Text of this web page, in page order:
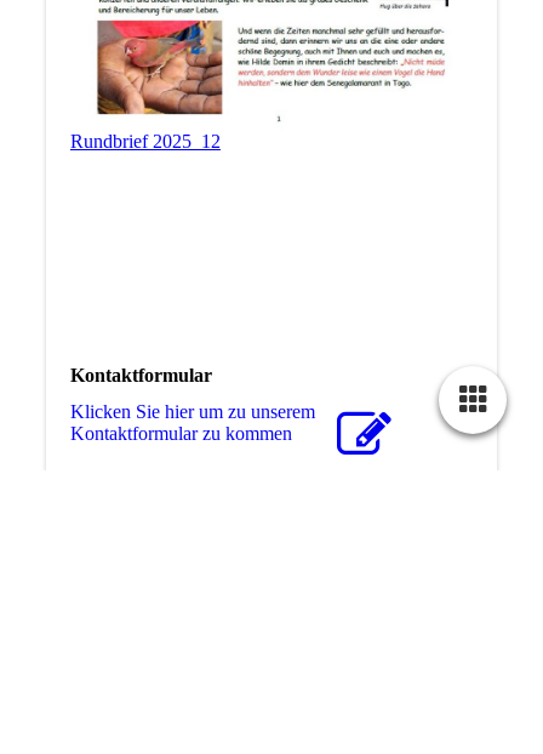
Rundbrief 2025_12
Kontaktformular
Klicken Sie hier um zu unserem
Kon­takt­for­mu­lar zu kommen